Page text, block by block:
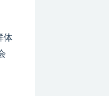
体